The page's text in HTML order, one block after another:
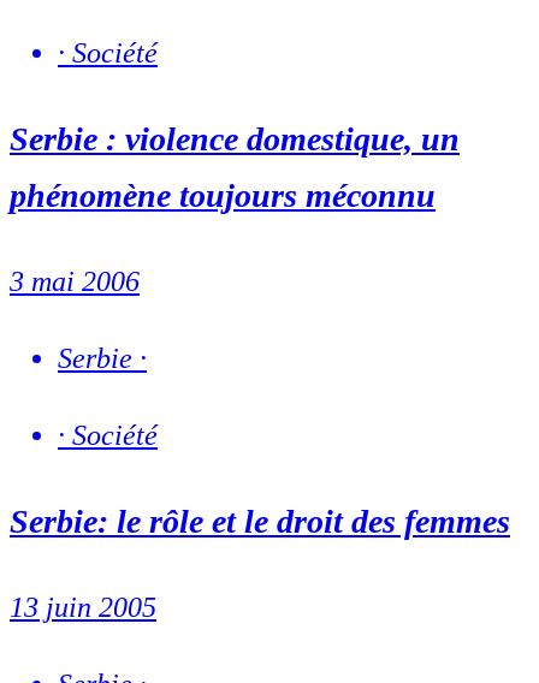
· Société
Serbie : violence domestique, un
phénomène toujours méconnu
3 mai 2006
Serbie ·
· Société
Serbie: le rôle et le droit des femmes
13 juin 2005